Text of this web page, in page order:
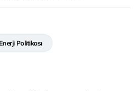
Politikası